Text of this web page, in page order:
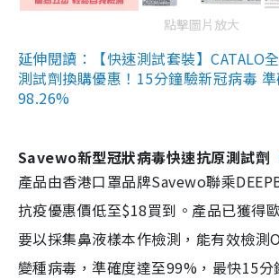
點擊圖片放大
延伸閱讀：【快速測試套裝】CATALO
測試劑換購優惠！15分鐘驗新冠病毒
98.26%
Savewo新型冠狀病毒快速抗原測試劑
產品由香港口罩品牌Savewo聯乘
抗疫優惠價低至$18買到。產品已獲得
要以採集鼻液樣本作檢測，能有效檢
變種病毒，準確度達至99%，最快15分